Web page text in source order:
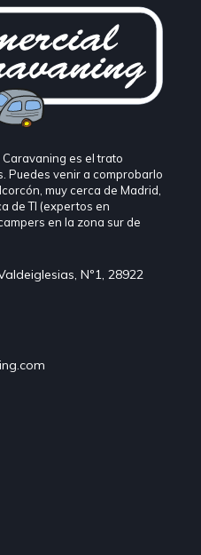
es el trato
Puedes venir a comprobarlo
muy cerca de Madrid,
de TI (expertos en
en la zona sur de
Nº1, 28922